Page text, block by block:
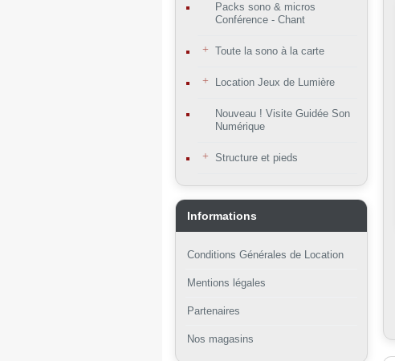
Packs sono & micros
Conférence - Chant
Toute la sono à la carte
Location Jeux de Lumière
Nouveau ! Visite Guidée Son
Numérique
Structure et pieds
Informations
Conditions Générales de Location
Mentions légales
Partenaires
Nos magasins